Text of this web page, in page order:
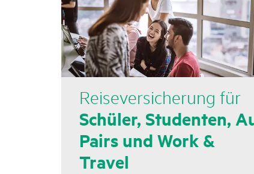
Reise­ver­si­che­rung für
Schüler, Studenten,
Pairs und Work &
Travel